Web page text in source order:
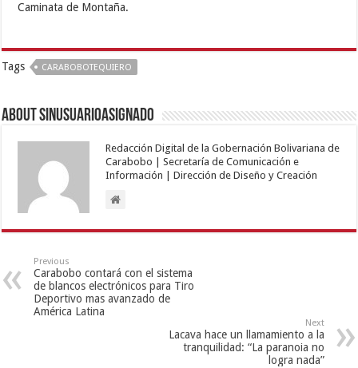
Caminata de Montaña.
Tags CARABOBOTEQUIERO
About sinusuarioasignado
Redacción Digital de la Gobernación Bolivariana de
Carabobo | Secretaría de Comunicación e
Información | Dirección de Diseño y Creación
Previous
Carabobo contará con el sistema
de blancos electrónicos para Tiro
Deportivo mas avanzado de
América Latina
Next
Lacava hace un llamamiento a la
tranquilidad: “La paranoia no
logra nada”